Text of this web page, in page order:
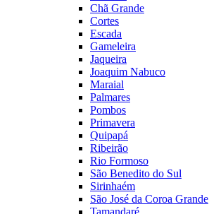
Chã Grande
Cortes
Escada
Gameleira
Jaqueira
Joaquim Nabuco
Maraial
Palmares
Pombos
Primavera
Quipapá
Ribeirão
Rio Formoso
São Benedito do Sul
Sirinhaém
São José da Coroa Grande